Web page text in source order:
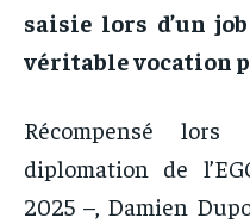
saisie lors d’un
véritable vocation
Récompensé
diplomation de
2025 –, Damien